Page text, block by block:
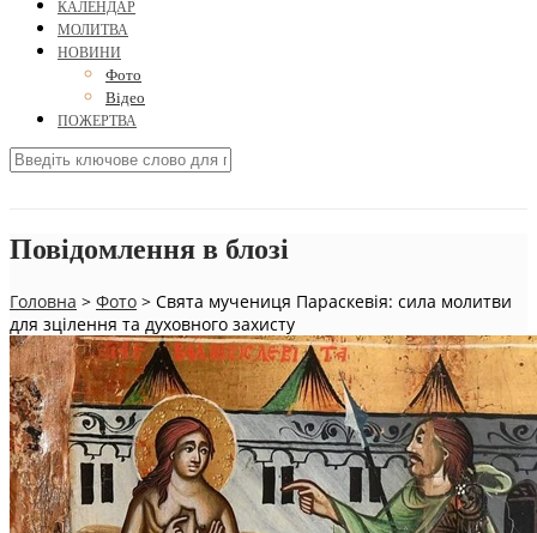
КАЛЕНДАР
МОЛИТВА
НОВИНИ
Фото
Відео
ПОЖЕРТВА
Повідомлення в блозі
Головна > Фото > Свята мучениця Параскевія: сила молитви
для зцілення та духовного захисту